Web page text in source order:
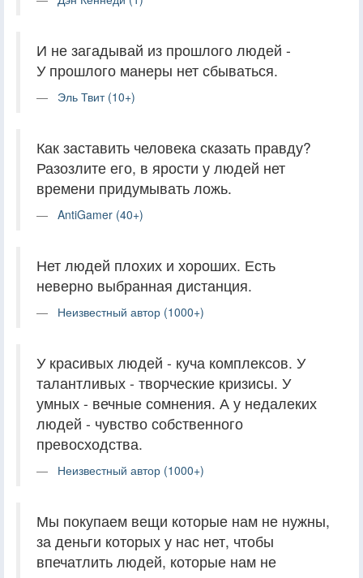
И не загадывай из прошлого людей -
У прошлого манеры нет сбываться.
Эль Твит (10+)
Как заставить человека сказать правду?
Разозлите его, в ярости у людей нет
времени придумывать ложь.
AntiGamer (40+)
Нет людей плохих и хороших. Есть
неверно выбранная дистанция.
Неизвестный автор (1000+)
У красивых людей - куча комплексов. У
талантливых - творческие кризисы. У
умных - вечные сомнения. А у недалеких
людей - чувство собственного
превосходства.
Неизвестный автор (1000+)
Мы покупаем вещи которые нам не нужны,
за деньги которых у нас нет, чтобы
впечатлить людей, которые нам не